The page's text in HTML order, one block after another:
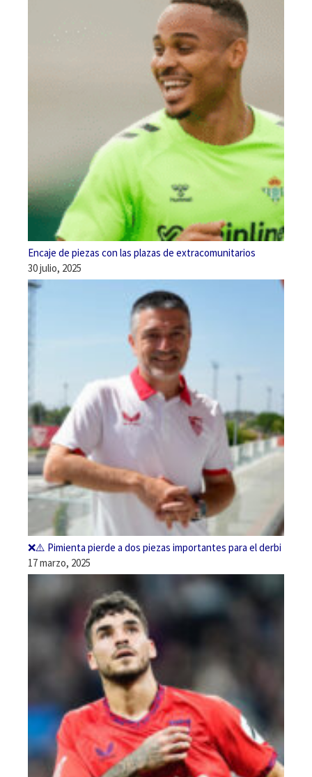
Encaje de piezas con las plazas de extracomunitarios
30 julio, 2025
❌⚠️ Pimienta pierde a dos piezas importantes para el derbi
17 marzo, 2025